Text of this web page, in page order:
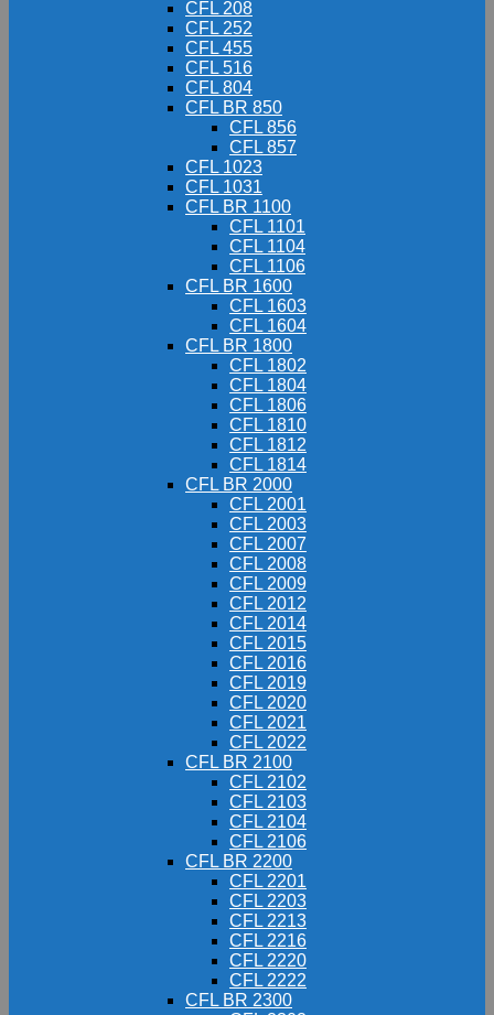
CFL 208
CFL 252
CFL 455
CFL 516
CFL 804
CFL BR 850
CFL 856
CFL 857
CFL 1023
CFL 1031
CFL BR 1100
CFL 1101
CFL 1104
CFL 1106
CFL BR 1600
CFL 1603
CFL 1604
CFL BR 1800
CFL 1802
CFL 1804
CFL 1806
CFL 1810
CFL 1812
CFL 1814
CFL BR 2000
CFL 2001
CFL 2003
CFL 2007
CFL 2008
CFL 2009
CFL 2012
CFL 2014
CFL 2015
CFL 2016
CFL 2019
CFL 2020
CFL 2021
CFL 2022
CFL BR 2100
CFL 2102
CFL 2103
CFL 2104
CFL 2106
CFL BR 2200
CFL 2201
CFL 2203
CFL 2213
CFL 2216
CFL 2220
CFL 2222
CFL BR 2300